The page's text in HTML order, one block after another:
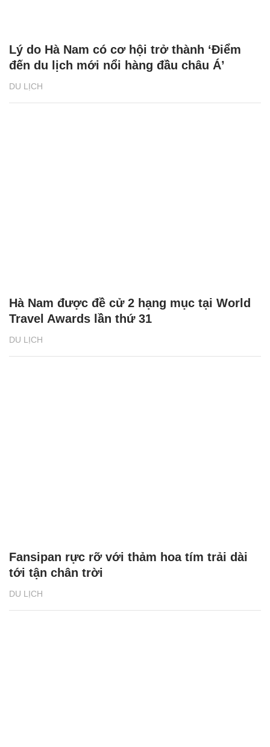
DU LỊCH
Lý do Hà Nam có cơ hội trở thành ‘Điểm
đến du lịch mới nổi hàng đầu châu Á’
DU LỊCH
Hà Nam được đề cử 2 hạng mục tại World
Travel Awards lần thứ 31
DU LỊCH
Fansipan rực rỡ với thảm hoa tím trải dài
tới tận chân trời